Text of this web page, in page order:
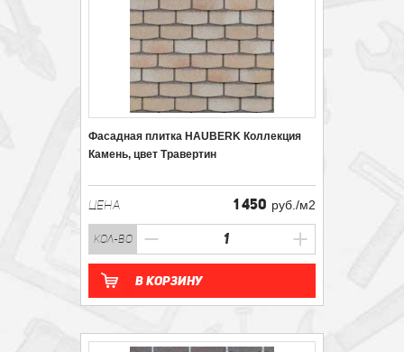
Фасадная плитка HAUBERK Коллекция
Камень, цвет Травертин
ЦЕНА 1 450 руб./м2
кол-во
В корзину